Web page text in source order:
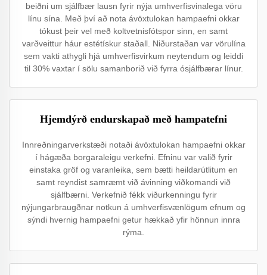
beiðni um sjálfbær lausn fyrir nýja umhverfisvinalega vöru
línu sína. Með því að nota ávöxtulokan hampaefni okkar
tókust þeir vel með koltvetnisfótspor sinn, en samt
varðveittur háur estétískur staðall. Niðurstaðan var vörulína
sem vakti athygli hjá umhverfisvirkum neytendum og leiddi
til 30% vaxtar í sölu samanborið við fyrra ósjálfbærar línur.
Hjemdýrð endurskapað með hampatefni
Innreðningarverkstæði notaði ávöxtulokan hampaefni okkar
í hágæða borgaraleigu verkefni. Efninu var valið fyrir
einstaka gröf og varanleika, sem bætti heildarútlitum en
samt reyndist samræmt við ávinning viðkomandi við
sjálfbærni. Verkefnið fékk viðurkenningu fyrir
nýjungarbraugðnar notkun á umhverfisvænlögum efnum og
sýndi hvernig hampaefni getur hækkað yfir hönnun innra
rýma.